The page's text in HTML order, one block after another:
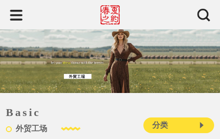
Basic
外贸工场 分类